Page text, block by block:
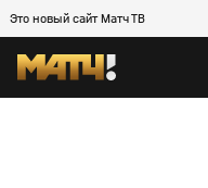
Это новый сайт Матч ТВ